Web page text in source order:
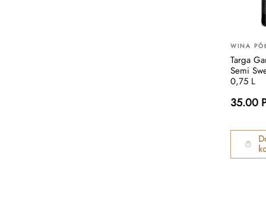
WINA
Targa
Semi
0,75 L
35.00